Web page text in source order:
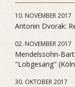
10. NOVEMBER 2017
Antonin Dvorak:
02. NOVEMBER 2017
Mendelssohn-
"Lobgesang"
30. OKTOBER 2017